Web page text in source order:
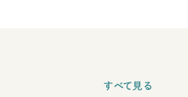
すべて見る